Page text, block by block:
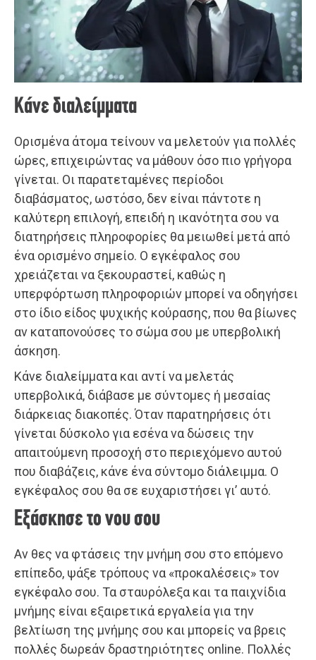
Κάνε διαλείμματα
Ορισμένα άτομα τείνουν να μελετούν για πολλές
ώρες, επιχειρώντας να μάθουν όσο πιο γρήγορα
γίνεται. Οι παρατεταμένες περίοδοι
διαβάσματος, ωστόσο, δεν είναι πάντοτε η
καλύτερη επιλογή, επειδή η ικανότητα σου να
διατηρήσεις πληροφορίες θα μειωθεί μετά από
ένα ορισμένο σημείο. Ο εγκέφαλος σου
χρειάζεται να ξεκουραστεί, καθώς η
υπερφόρτωση πληροφοριών μπορεί να οδηγήσει
στο ίδιο είδος ψυχικής κούρασης, που θα βίωνες
αν καταπονούσες το σώμα σου με υπερβολική
άσκηση.
Κάνε διαλείμματα και αντί να μελετάς
υπερβολικά, διάβασε με σύντομες ή μεσαίας
διάρκειας διακοπές. Όταν παρατηρήσεις ότι
γίνεται δύσκολο για εσένα να δώσεις την
απαιτούμενη προσοχή στο περιεχόμενο αυτού
που διαβάζεις, κάνε ένα σύντομο διάλειμμα. Ο
εγκέφαλος σου θα σε ευχαριστήσει γι’ αυτό.
Εξάσκησε το νου σου
Αν θες να φτάσεις την μνήμη σου στο επόμενο
επίπεδο, ψάξε τρόπους να «προκαλέσεις» τον
εγκέφαλο σου. Τα σταυρόλεξα και τα παιχνίδια
μνήμης είναι εξαιρετικά εργαλεία για την
βελτίωση της μνήμης σου και μπορείς να βρεις
πολλές δωρεάν δραστηριότητες online. Πολλές